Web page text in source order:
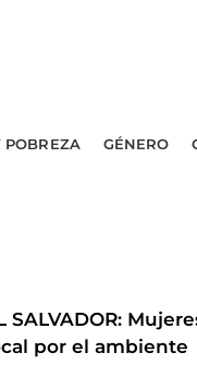
POBREZA GÉNERO
SALVADOR:
por el ambiente